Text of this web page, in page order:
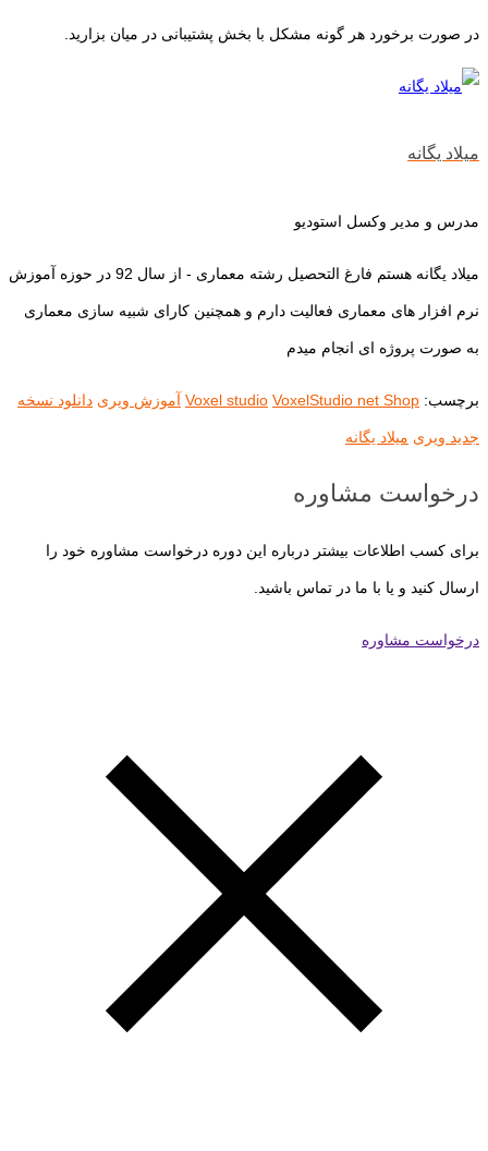
در صورت برخورد هر گونه مشکل با بخش پشتیبانی در میان بزارید.
میلاد یگانه
مدرس و مدیر وکسل استودیو
میلاد یگانه هستم فارغ التحصیل رشته معماری - از سال 92 در حوزه آموزش
نرم افزار های معماری فعالیت دارم و همچنین کارای شبیه سازی معماری
به صورت پروژه ای انجام میدم
برچسب: Voxel studio VoxelStudio net Shop آموزش ویری دانلود نسخه
جدید ویری میلاد یگانه
درخواست مشاوره
برای کسب اطلاعات بیشتر درباره این دوره درخواست مشاوره خود را
ارسال کنید و یا با ما در تماس باشید.
درخواست مشاوره